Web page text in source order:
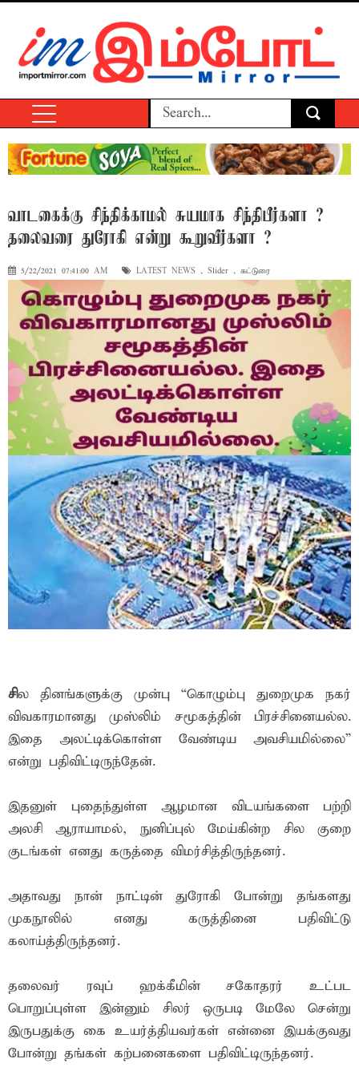
வாடகைக்கு சிந்திக்காமல் சுயமாக சிந்திபீர்களா ?
தலைவரை துரோகி என்று கூறுவீர்களா ?
5/22/2021 07:41:00 AM LATEST NEWS , Slider , கட்டுரை
சில தினங்களுக்கு முன்பு “கொழும்பு துறைமுக நகர்
விவகாரமானது முஸ்லிம் சமூகத்தின் பிரச்சினையல்ல.
இதை அலட்டிக்கொள்ள வேண்டிய அவசியமில்லை”
என்று பதிவிட்டிருந்தேன்.
இதனுள் புதைந்துள்ள ஆழமான விடயங்களை பற்றி
அலசி ஆராயாமல், நுனிப்புல் மேய்கின்ற சில குறை
குடங்கள் எனது கருத்தை விமர்சித்திருந்தனர்.
அதாவது நான் நாட்டின் துரோகி போன்று தங்களது
முகநூலில் எனது கருத்தினை பதிவிட்டு
கலாய்த்திருந்தனர்.
தலைவர் ரவுப் ஹக்கீமின் சகோதரர் உட்பட
பொறுப்புள்ள இன்னும் சிலர் ஒருபடி மேலே சென்று
இருபதுக்கு கை உயர்த்தியவர்கள் என்னை இயக்குவது
போன்று தங்கள் கற்பனைகளை பதிவிட்டிருந்தனர்.